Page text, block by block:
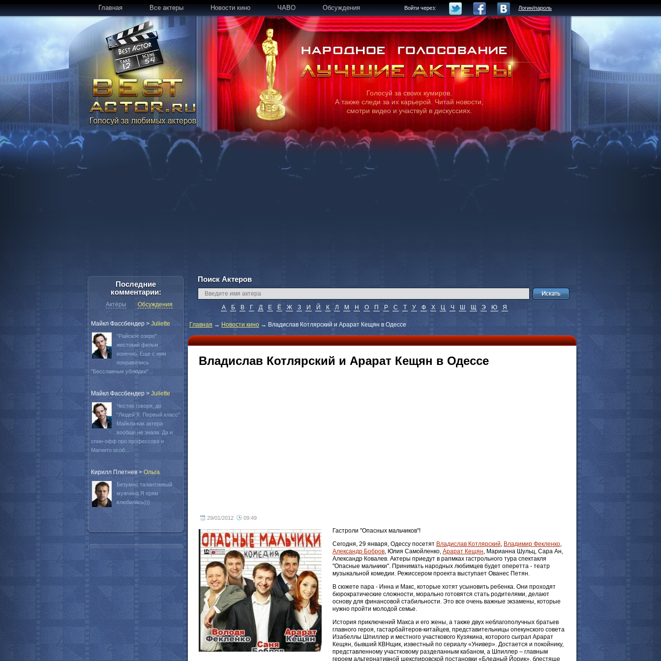
Главная Все актеры Новости кино ЧАВО Обсуждения Войти через: Логин/пароль
Голосуй за своих кумиров.
А также следи за их карьерой. Читай новости,
смотри видео и участвуй в дискуссиях.
Поиск Актеров
А Б В Г Д Е Ё Ж З И Й К Л М Н О П Р С Т У Ф Х Ц Ч Ш Щ Э Ю Я
Главная → Новости кино → Владислав Котлярский и Арарат Кещян в Одессе
Владислав Котлярский и Арарат Кещян в Одессе
29/01/2012 09:49
Гастроли "Опасных мальчиков"!
Сегодня, 29 января, Одессу посетят Владислав Котлярский, Владимир Фекленко,
Александр Бобров, Юлия Самойленко, Арарат Кещян, Марианна Шульц, Сара Ан,
Александр Ковалев. Актеры приедут в рапмках гастрольного тура спектакля
"Опасные мальчики". Принимать народных любимцев будет оперетта - театр
музыкальной комедии. Режиссером проекта выступает Ованес Петян.
В сюжете пара - Инна и Макс, которые хотят усыновить ребенка. Они проходят
бюрократические сложности, морально готовятся стать родителями, делают
основу для финансовой стабильности. Это все очень важные экзамены, которые
нужно пройти молодой семье.
История приключений Макса и его жены, а также двух неблагополучных братьев
главного героя, гастарбайтеров-китайцев, представительницы опекунского совета
Изабеллы Шпиллер и местного участкового Кузякина, которого сыграл Арарат
Кещян, бывший КВНщик, известный по сериалу «Универ». Достается и покойнику,
представленному участковому разделанным кабаном, а Шпиллер – главным
героем альтернативной шекспировской постановки «Бледный Йорик», блестяще
Последние
комментарии:
Актёры Обсуждения
Майкл Фассбендер > Juliette
"Райское озеро"
жестокий фильм
конечно. Еще с ним
понравились
"Бесславные ублюдки"...
Майкл Фассбендер > Juliette
Честно говоря, до
"Людей Х: Первый класс"
Майкла как актера
вообще не знала. Да и
спин-офф про профессора и
Магнито особ...
Кирилл Плетнев > Oльга
Безумно талантливый
мужчина.Я прям
влюбилась)))